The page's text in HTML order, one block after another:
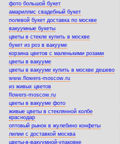
фото большой букет
амариллис свадебный букет
полевой букет доставка по москве
вакуумные букеты
цветы в стекле купить в москве
букет из роз в вакууме
корзина цветов с маленькими розами
цветы в вакууме
цветы в вакууме купить в москве дешево
www.flowers-moscow.ru
из живых цветов
flowers-moscow.ru
цветы в вакууме фото
живые цветы в стеклянной колбе
краснодар
оптовый рынок в жулебино конфеты
лилии с доставкой москва
цветы-в-вакуумной-упаковке